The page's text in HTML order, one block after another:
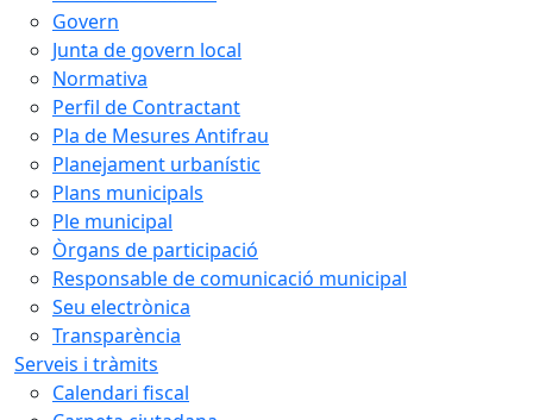
Govern
Junta de govern local
Normativa
Perfil de Contractant
Pla de Mesures Antifrau
Planejament urbanístic
Plans municipals
Ple municipal
Òrgans de participació
Responsable de comunicació municipal
Seu electrònica
Transparència
Serveis i tràmits
Calendari fiscal